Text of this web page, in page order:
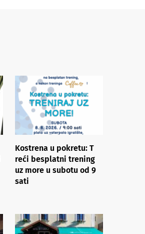
Kostrena u pokretu: ​T​
reći besplatni trening
uz more​ ​u subotu od 9
sati